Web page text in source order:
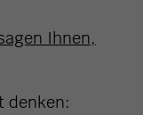
Ihnen,
denken: